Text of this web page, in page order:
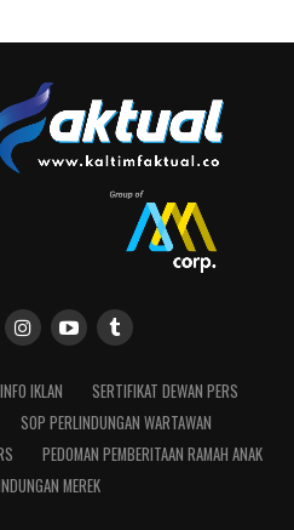
INFO IKLAN
SERTIFIKAT DEWAN PERS
SOP PERLINDUNGAN WARTAWAN
PEDOMAN PEMBERITAAN RAMAH ANAK
MEREK